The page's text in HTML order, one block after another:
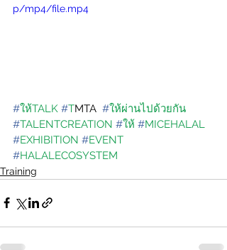
p/mp4/file.mp4
#ให้TALK #TMTA #ให้ผ่านไปด้วยกัน
#TALENTCREATION #ให้ #MICEHALAL
#EXHIBITION #EVENT
#HALALECOSYSTEM
Training